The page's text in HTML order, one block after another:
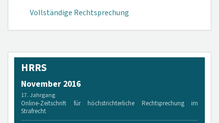
Vollständige Rechtsprechung
HRRS
November 2016
17. Jahrgang
Online-Zeitschrift für höchstrichterliche Rechtsprechung im
Strafrecht